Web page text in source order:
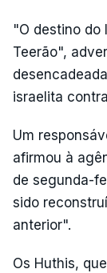
"O destino do
Teerão",
israelita
Um
afirmou à
de segunda-
sido
anterior".
Os Huthis,